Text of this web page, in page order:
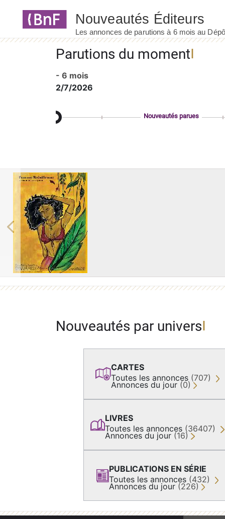
Parutions du moment
- 6 mois
2/7/2026
Nouveautés parues
Previous
Nouveautés par univers
CARTES
Toutes les annonces (707)
Annonces du jour (0)
LIVRES
Toutes les annonces (36407)
Annonces du jour (16)
PUBLICATIONS EN SÉRIE
Toutes les annonces (432)
Annonces du jour (226)